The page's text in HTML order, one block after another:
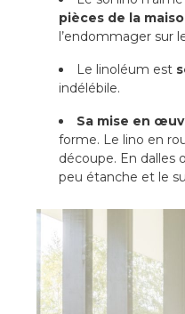
pièces de la
l’endommager sur
Le linoléum est
indélébile.
Sa mise en
forme. Le lino en
découpe. En dalles
peu étanche et le